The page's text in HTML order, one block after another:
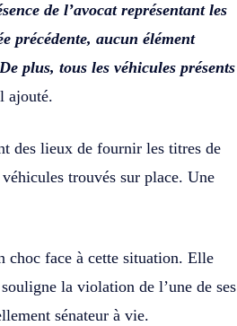
de l’avocat représentant les
précédente, aucun élément
plus, tous les véhicules présents
ajouté.
des lieux de fournir les titres de
trouvés sur place. Une
choc face à cette situation. Elle
la violation de l’une de ses
sénateur à vie.